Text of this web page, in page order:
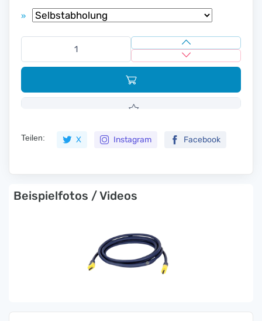
»
Teilen: X Instagram Facebook
Beispielfotos / Videos